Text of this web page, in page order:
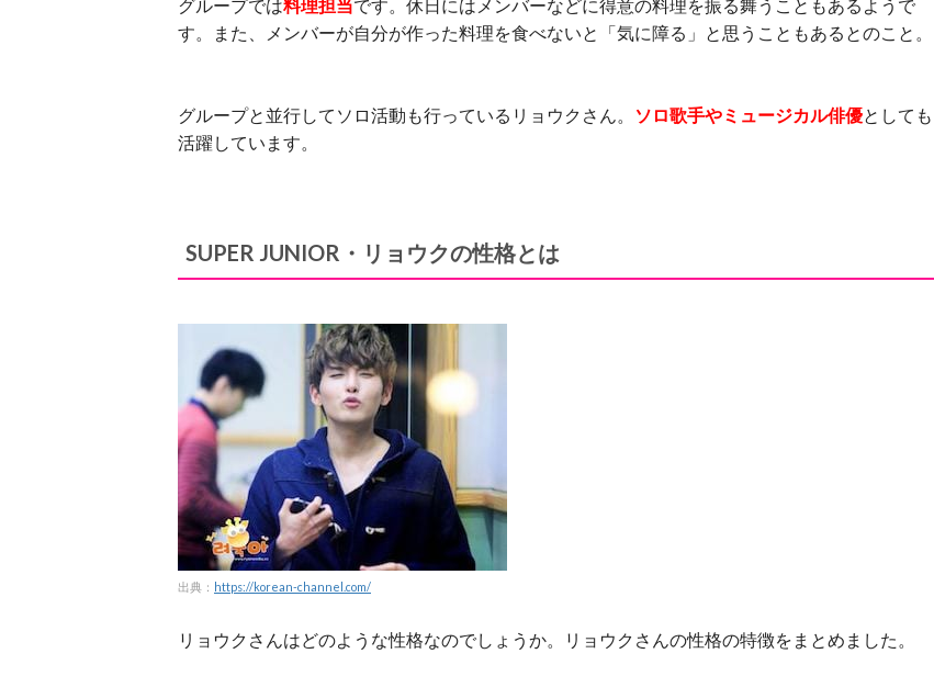
グループでは料理担当です。休日にはメンバーなどに得意の料理を振る舞うこともあるようで
す。また、メンバーが自分が作った料理を食べないと「気に障る」と思うこともあるとのこと。
グループと並行してソロ活動も行っているリョウクさん。 ソロ歌手やミュージカル俳優としても
活躍しています。
SUPER JUNIOR・リョウクの性格とは
出典： https://korean-channel.com/
リョウクさんはどのような性格なのでしょうか。リョウクさんの性格の特徴をまとめました。